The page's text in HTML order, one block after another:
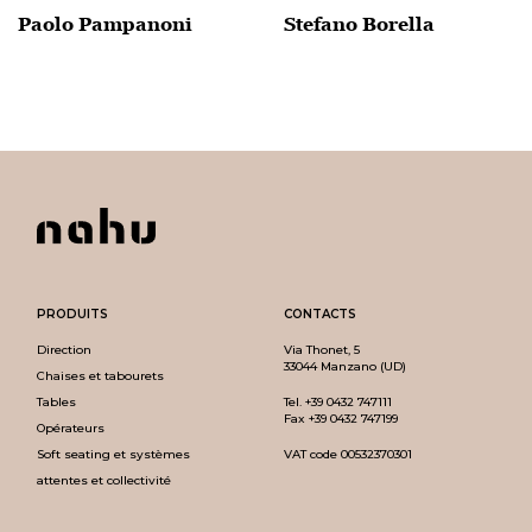
Paolo Pampanoni Stefano Borella
PRODUITS
Direction
Chaises et tabourets
Tables
Opérateurs
Soft seating et systèmes
attentes et collectivité
CONTACTS
Via Thonet, 5
33044 Manzano (UD)
Tel. +39 0432 747111
Fax +39 0432 747199
VAT code 00532370301